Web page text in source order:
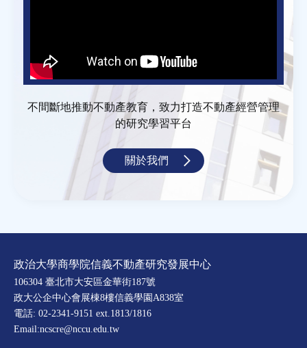
不間斷地推動不動產教育，致力打造不動產經營管理
的研究學習平台
關於我們
政治大學商學院信義不動產研究發展中心
106304 臺北市大安區金華街187號
政大公企中心會展棟8樓信義學園A838室
電話: 02-2341-9151 ext.1813/1816
Email:ncscre@nccu.edu.tw